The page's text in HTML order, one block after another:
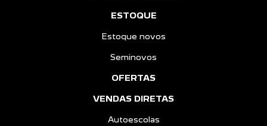
ESTOQUE
Estoque novos
Seminovos
OFERTAS
VENDAS DIRETAS
Autoescolas